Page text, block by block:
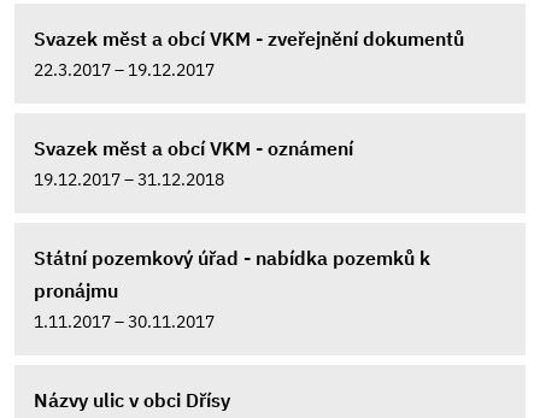
Svazek měst a obcí VKM - zveřejnění dokumentů
22.3.2017 – 19.12.2017
Svazek měst a obcí VKM - oznámení
19.12.2017 – 31.12.2018
Státní pozemkový úřad - nabídka pozemků k
pronájmu
1.11.2017 – 30.11.2017
Názvy ulic v obci Dřísy